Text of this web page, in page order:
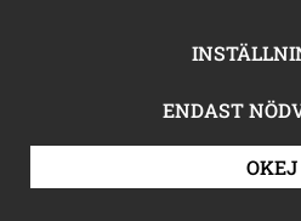
Om
ENDAST
OKEJ